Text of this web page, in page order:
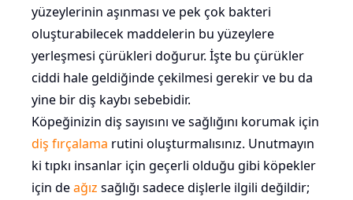
yüzeylerinin aşınması ve pek çok bakteri
oluşturabilecek maddelerin bu yüzeylere
yerleşmesi çürükleri doğurur. İşte bu çürükler
ciddi hale geldiğinde çekilmesi gerekir ve bu da
yine bir diş kaybı sebebidir.
Köpeğinizin diş sayısını ve sağlığını korumak için
diş fırçalama rutini oluşturmalısınız. Unutmayın
ki tıpkı insanlar için geçerli olduğu gibi köpekler
için deağız sağlığı sadece dişlerle ilgili değildir;